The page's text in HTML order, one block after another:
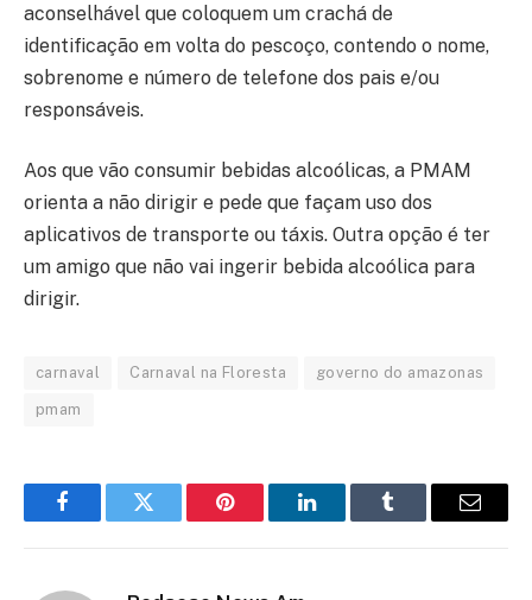
aconselhável que coloquem um crachá de
identificação em volta do pescoço, contendo o nome,
sobrenome e número de telefone dos pais e/ou
responsáveis.
Aos que vão consumir bebidas alcoólicas, a PMAM
orienta a não dirigir e pede que façam uso dos
aplicativos de transporte ou táxis. Outra opção é ter
um amigo que não vai ingerir bebida alcoólica para
dirigir.
carnaval Carnaval na Floresta governo do amazonas
pmam
FacebookTwitter Pinterest LinkedInTumblr Email